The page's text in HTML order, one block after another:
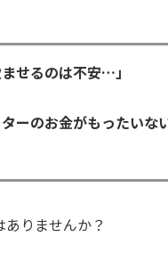
せるのは不安…」
ーのお金がもったいな
りませんか？